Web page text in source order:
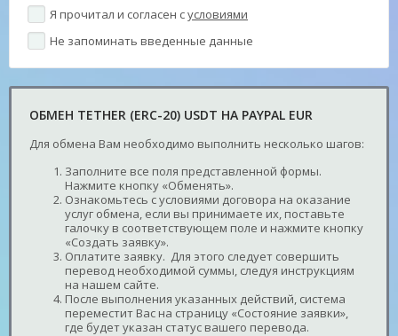
Я прочитал и согласен сусловиями
Не запоминать введенные данные
ОБМЕН TETHER (ERC-20) USDT НА PAYPAL EUR
Для обмена Вам необходимо выполнить несколько шагов:
Заполните все поля представленной формы.
Нажмите кнопку «Обменять».
Ознакомьтесь с условиями договора на оказание
услуг обмена, если вы принимаете их, поставьте
галочку в соответствующем поле и нажмите кнопку
«Создать заявку».
Оплатите заявку. Для этого следует совершить
перевод необходимой суммы, следуя инструкциям
на нашем сайте.
После выполнения указанных действий, система
переместит Вас на страницу «Состояние заявки»,
где будет указан статус вашего перевода.